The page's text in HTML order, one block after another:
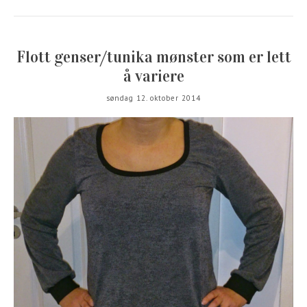
Flott genser/tunika mønster som er lett
å variere
søndag 12. oktober 2014